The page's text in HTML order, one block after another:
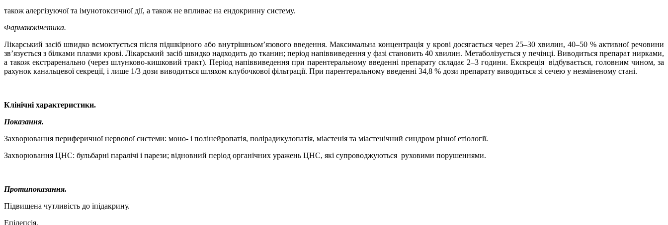
також алергізуючої та імунотоксичної дії, а також не впливає на ендокринну систему.
Фармакокінетика.
Лікарський засіб швидко всмоктується після підшкірного або внутрішньом’язового введення. Максимальна концентрація у крові досягається через 25–30 хвилин, 40–50 % активної речовини
зв’язується з білками плазми крові. Лікарський засіб швидко надходить до тканин; період напіввиведення у фазі становить 40 хвилин. Метаболізується у печінці. Виводиться препарат нирками,
а також екстраренально (через шлунково-кишковий тракт). Період напіввиведення при парентеральному введенні препарату складає 2–3 години. Екскреція відбувається, головним чином, за
рахунок канальцевої секреції, і лише 1/3 дози виводиться шляхом клубочкової фільтрації. При парентеральному введенні 34,8 % дози препарату виводиться зі сечею у незміненому стані.
Клінічні характеристики.
Показання.
Захворювання периферичної нервової системи: моно- і полінейропатія, полірадикулопатія, міастенія та міастенічний синдром різної етіології.
Захворювання ЦНС: бульбарні паралічі і парези; відновний період органічних уражень ЦНС, які супроводжуються руховими порушеннями.
Протипоказання.
Підвищена чутливість до іпідакрину.
Епілепсія.